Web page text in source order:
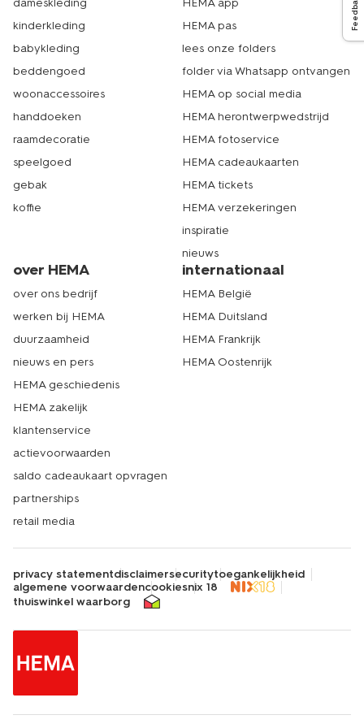
Feedback
dameskleding
kinderkleding
babykleding
beddengoed
woonaccessoires
handdoeken
raamdecoratie
speelgoed
gebak
koffie
HEMA app
HEMA pas
lees onze folders
folder via Whatsapp ontvangen
HEMA op social media
HEMA herontwerpwedstrijd
HEMA fotoservice
HEMA cadeaukaarten
HEMA tickets
HEMA verzekeringen
inspiratie
nieuws
over HEMA
over ons bedrijf
werken bij HEMA
duurzaamheid
nieuws en pers
HEMA geschiedenis
HEMA zakelijk
klantenservice
actievoorwaarden
saldo cadeaukaart opvragen
partnerships
retail media
internationaal
HEMA België
HEMA Duitsland
HEMA Frankrijk
HEMA Oostenrijk
privacy statementdisclaimersecuritytoegankelijkheid
algemene voorwaardencookiesnix 18
thuiswinkel waarborg